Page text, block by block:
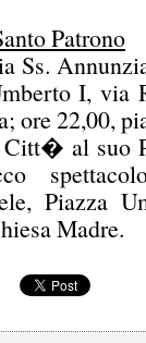
Patrono
Ss.
I, via
ore 22,00,
Citt� al suo
Piazza
Madre.